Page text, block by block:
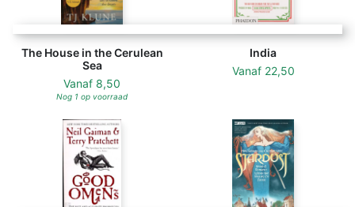
The House in the Cerulean
Sea
Vanaf 8,50
Nog 1 op voorraad
India
Vanaf 22,50